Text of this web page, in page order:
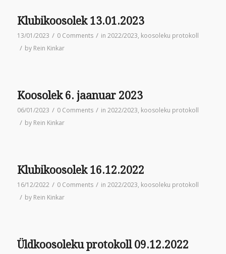
Klubikoosolek 13.01.2023
13/01/2023 / 0 Comments / in 2022/2023, koosoleku protokoll
/ by Rein Kinkar
Koosolek 6. jaanuar 2023
06/01/2023 / 0 Comments / in 2022/2023, koosoleku protokoll
/ by Rein Kinkar
Klubikoosolek 16.12.2022
16/12/2022 / 0 Comments / in 2022/2023, koosoleku protokoll
/ by Rein Kinkar
Üldkoosoleku protokoll 09.12.2022